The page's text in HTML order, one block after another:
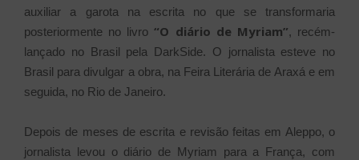
auxiliar a garota na escrita no que se transformaria
posteriormente no livro“O diário de Myriam”, recém-
lançado no Brasil pela DarkSide. O jornalista esteve no
Brasil para divulgar a obra, na Feira Literária de Araxá e em
seguida, no Rio de Janeiro.
Depois de meses de escrita e revisão feitas em Aleppo, o
jornalista levou o diário de Myriam para a França, com